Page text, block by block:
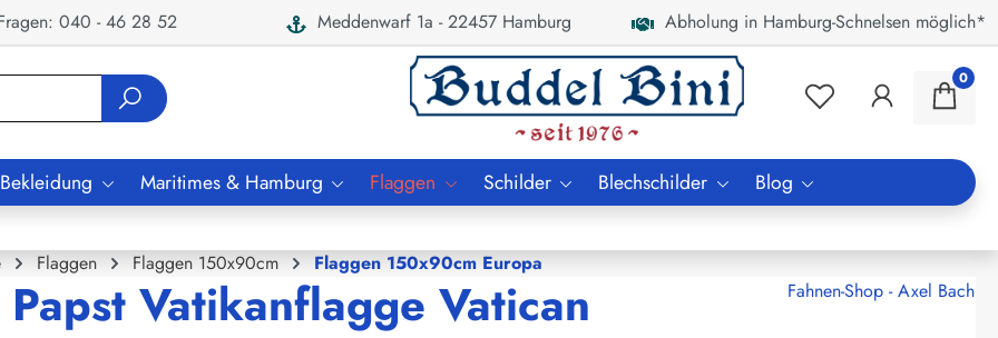
040 - 46 28 52 Meddenwarf 1a - 22457 Hamburg Abholung in Hamburg-Schnelsen möglich*
0
Maritimes & Hamburg Flaggen Schilder Blechschilder Blog
Flaggen Flaggen 150x90cm Flaggen 150x90cm Europa
Vatikanflagge Vatican Fahnen-Shop - Axel Bach